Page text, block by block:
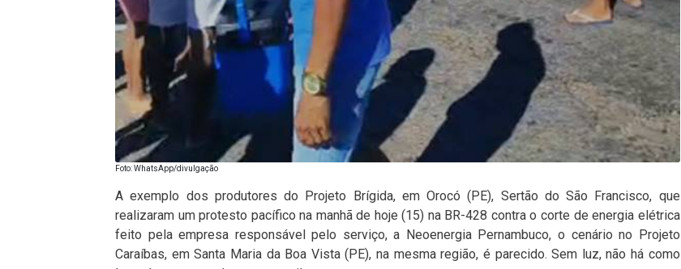
Foto: WhatsApp/divulgação
A exemplo dos produtores do Projeto Brígida, em Orocó (PE), Sertão do São Francisco, que
realizaram um protesto pacífico na manhã de hoje (15) na BR-428 contra o corte de energia elétrica
feito pela empresa responsável pelo serviço, a Neoenergia Pernambuco, o cenário no Projeto
Caraíbas, em Santa Maria da Boa Vista (PE), na mesma região, é parecido. Sem luz, não há como